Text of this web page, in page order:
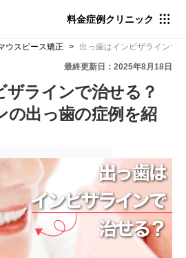
料金症例クリニック
ウスピース矯正 出っ歯はインビザラインで
最終更新日：2025年8月18日
ザラインで治せる？
の出っ歯の症例を紹